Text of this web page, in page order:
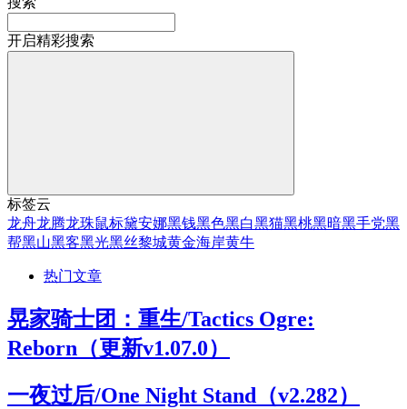
开启精彩搜索
标签云
龙舟龙腾龙珠鼠标黛安娜黑钱黑色黑白黑猫黑桃黑暗黑手党黑
帮黑山黑客黑光黑丝黎城黄金海岸黄牛
热门文章
晃家骑士团：重生/Tactics Ogre:
Reborn（更新v1.07.0）
一夜过后/One Night Stand（v2.282）